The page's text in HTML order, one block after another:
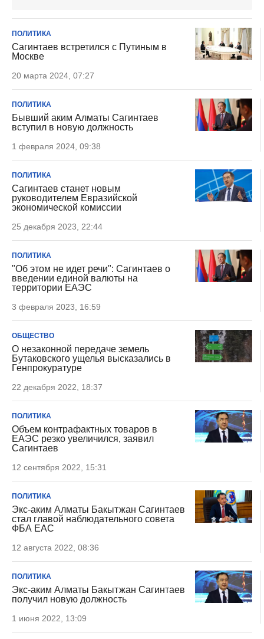
ПОЛИТИКА
Сагинтаев встретился с Путиным в
Москве
20 марта 2024, 07:27
ПОЛИТИКА
Бывший аким Алматы Сагинтаев
вступил в новую должность
1 февраля 2024, 09:38
ПОЛИТИКА
Сагинтаев станет новым
руководителем Евразийской
экономической комиссии
25 декабря 2023, 22:44
ПОЛИТИКА
"Об этом не идет речи": Сагинтаев о
введении единой валюты на
территории ЕАЭС
3 февраля 2023, 16:59
ОБЩЕСТВО
О незаконной передаче земель
Бутаковского ущелья высказались в
Генпрокуратуре
22 декабря 2022, 18:37
ПОЛИТИКА
Объем контрафактных товаров в
ЕАЭС резко увеличился, заявил
Сагинтаев
12 сентября 2022, 15:31
ПОЛИТИКА
Экс-аким Алматы Бакытжан Сагинтаев
стал главой наблюдательного совета
ФБА ЕАС
12 августа 2022, 08:36
ПОЛИТИКА
Экс-аким Алматы Бакытжан Сагинтаев
получил новую должность
1 июня 2022, 13:09